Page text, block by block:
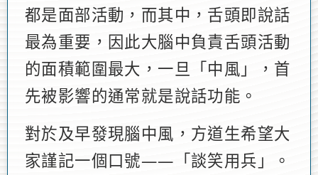
都是面部活動，而其中，舌頭即說話
最為重要，因此大腦中負責舌頭活動
的面積範圍最大，一旦「中風」，首
先被影響的通常就是說話功能。
對於及早發現腦中風，方道生希望大
家謹記一個口號——「談笑用兵」。